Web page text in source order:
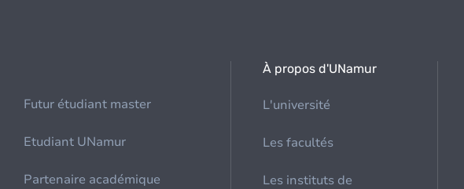
Futur étudiant master
Etudiant UNamur
Partenaire académique
À propos d'UNamur
L'université
Les facultés
Les instituts de